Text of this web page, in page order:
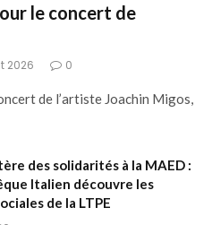
le concert de
2026 0
de l’artiste Joachin Migos,
des solidarités à la MAED :
Italien découvre les
de la LTPE